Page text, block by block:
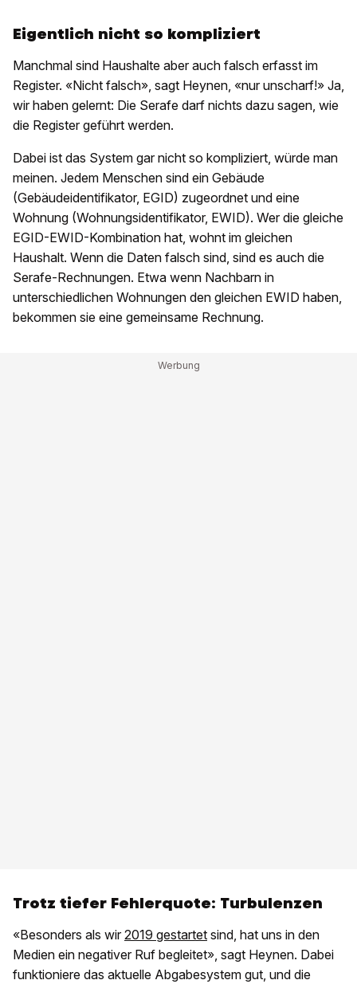
Eigentlich nicht so kompliziert
Manchmal sind Haushalte aber auch falsch erfasst im
Register. «Nicht falsch», sagt Heynen, «nur unscharf!» Ja,
wir haben gelernt: Die Serafe darf nichts dazu sagen, wie
die Register geführt werden.
Dabei ist das System gar nicht so kompliziert, würde man
meinen. Jedem Menschen sind ein Gebäude
(Gebäudeidentifikator, EGID) zugeordnet und eine
Wohnung (Wohnungsidentifikator, EWID). Wer die gleiche
EGID-EWID-Kombination hat, wohnt im gleichen
Haushalt. Wenn die Daten falsch sind, sind es auch die
Serafe-Rechnungen. Etwa wenn Nachbarn in
unterschiedlichen Wohnungen den gleichen EWID haben,
bekommen sie eine gemeinsame Rechnung.
Trotz tiefer Fehlerquote: Turbulenzen
«Besonders als wir 2019 gestartet sind, hat uns in den
Medien ein negativer Ruf begleitet», sagt Heynen. Dabei
funktioniere das aktuelle Abgabesystem gut, und die